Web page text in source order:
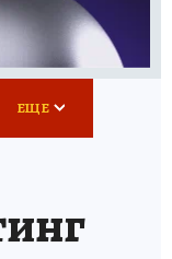
ЕЩЕ